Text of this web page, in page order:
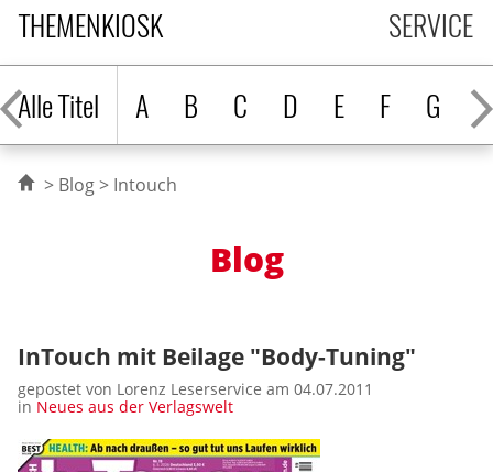
THEMENKIOSK
Alle Titel
A B C D E F G H
SERVICE
Blog Intouch
Blog
InTouch mit Beilage "Body-Tuning"
gepostet von Lorenz Leserservice am 04.07.2011
in Neues aus der Verlagswelt